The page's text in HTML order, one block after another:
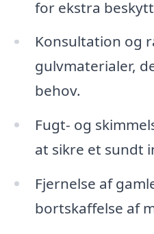
for ekstra
Konsultation og
gulvmaterialer,
behov.
Fugt- og
at sikre et sundt
Fjernelse af
bortskaffelse af